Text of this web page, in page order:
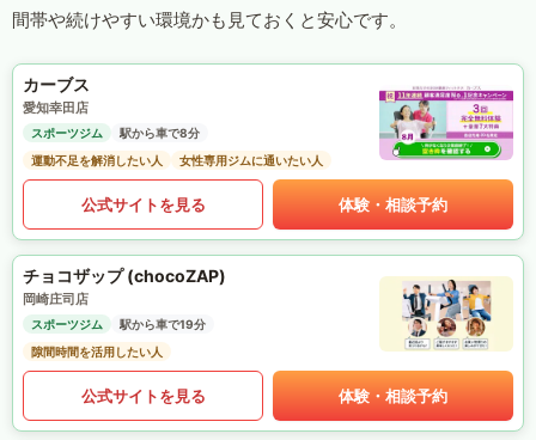
間帯や続けやすい環境かも見ておくと安心です。
カーブス
愛知幸田店
スポーツジム
駅から車で8分
運動不足を解消したい人
女性専用ジムに通いたい人
公式サイトを見る 体験・相談予約
チョコザップ (chocoZAP)
岡崎庄司店
スポーツジム
駅から車で19分
隙間時間を活用したい人
公式サイトを見る 体験・相談予約